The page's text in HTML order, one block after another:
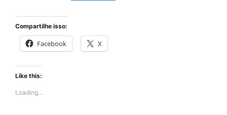
Compartilhe isso:
Facebook X
Like this:
Loading...